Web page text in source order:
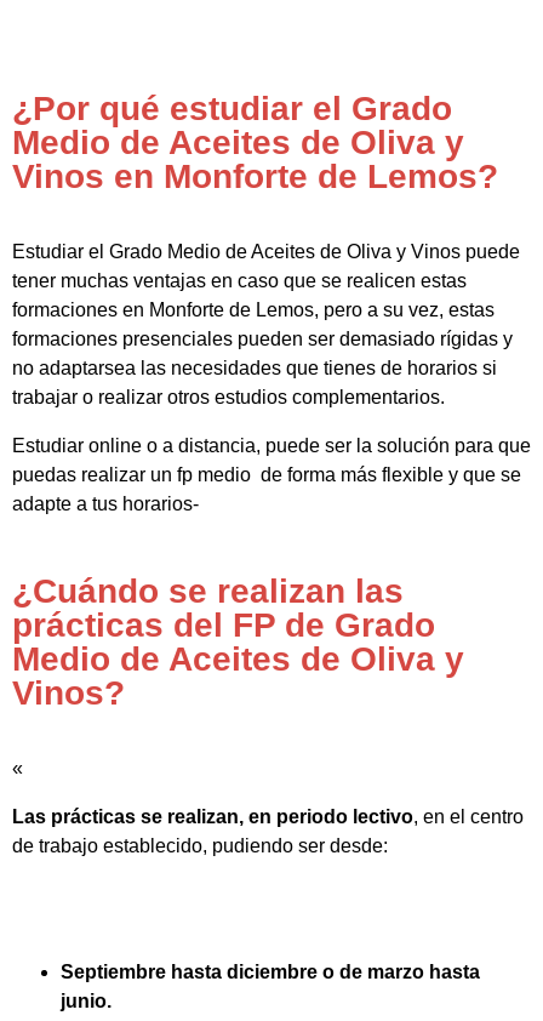
¿Por qué estudiar el Grado
Medio de Aceites de Oliva y
Vinos en Monforte de Lemos?
Estudiar el Grado Medio de Aceites de Oliva y Vinos puede
tener muchas ventajas en caso que se realicen estas
formaciones en Monforte de Lemos, pero a su vez, estas
formaciones presenciales pueden ser demasiado rígidas y
no adaptarsea las necesidades que tienes de horarios si
trabajar o realizar otros estudios complementarios.
Estudiar online o a distancia, puede ser la solución para que
puedas realizar un fp medio de forma más flexible y que se
adapte a tus horarios-
¿Cuándo se realizan las
prácticas del FP de Grado
Medio de Aceites de Oliva y
Vinos?
«
Las prácticas se realizan, en periodo lectivo, en el centro
de trabajo establecido, pudiendo ser desde:
Septiembre hasta diciembre o de marzo hasta
junio.